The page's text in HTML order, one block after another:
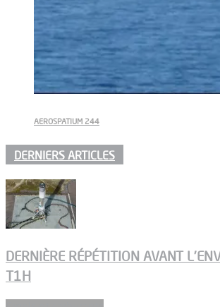
AEROSPATIUM 244
DERNIERS ARTICLES
DERNIÈRE RÉPÉTITION AVANT
T1H